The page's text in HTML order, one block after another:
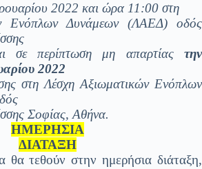
2022 και ώρα 11:00 στη
Ενόπλων Δυνάμεων (ΛΑΕΔ) οδός
σε περίπτωση μη απαρτίας την
2022
στη Λέσχη Αξιωματικών Ενόπλων
Σοφίας, Αθήνα.
ΗΜΕΡΗΣΙΑ
ΔΙΑΤΑΞΗ
θα τεθούν στην ημερήσια διάταξη,